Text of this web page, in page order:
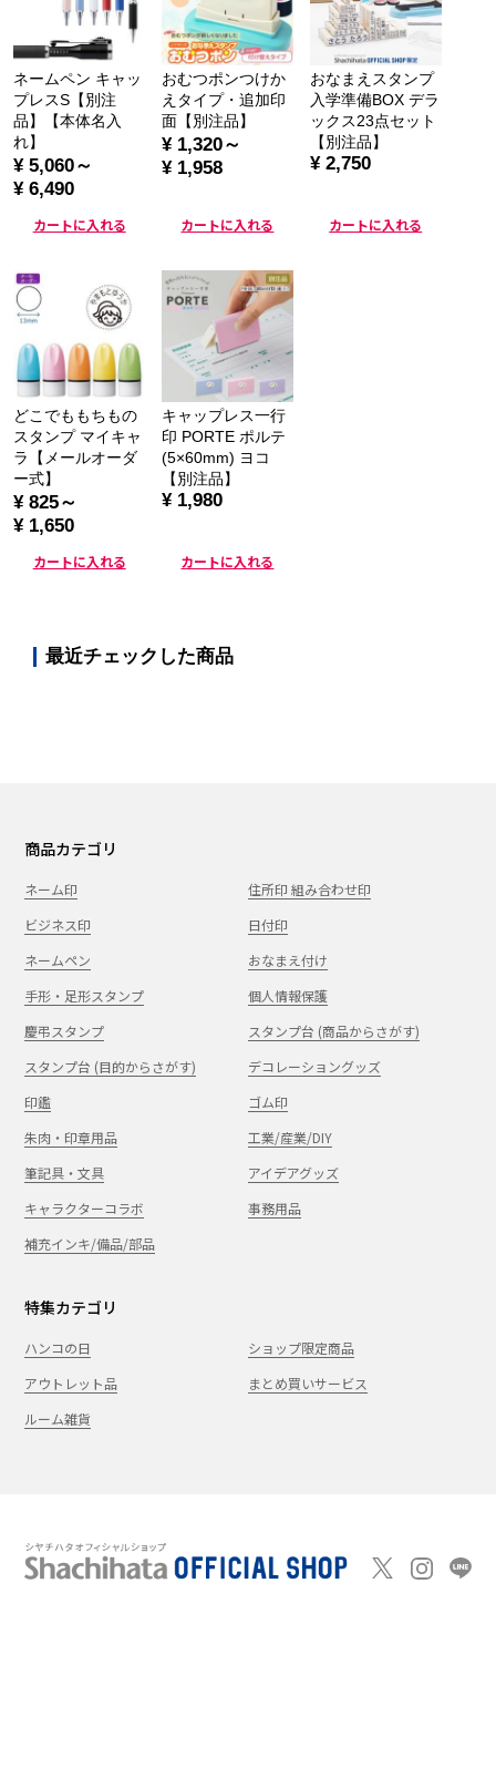
ネームペン キャッ
プレスS【別注
品】【本体名入
れ】
¥ 5,060～
¥ 6,490
カートに入れる
おむつポンつけか
えタイプ・追加印
面【別注品】
¥ 1,320～
¥ 1,958
カートに入れる
おなまえスタンプ
入学準備BOX デラ
ックス23点セット
【別注品】
¥ 2,750
カートに入れる
どこでももちもの
スタンプ マイキャ
ラ【メールオーダ
ー式】
¥ 825～
¥ 1,650
カートに入れる
キャップレス一行
印 PORTE ポルテ
(5×60mm) ヨコ
【別注品】
¥ 1,980
カートに入れる
最近チェックした商品
商品カテゴリ
ネーム印
住所印 組み合わせ印
ビジネス印
日付印
ネームペン
おなまえ付け
手形・足形スタンプ
個人情報保護
慶弔スタンプ
スタンプ台 (商品からさがす)
スタンプ台 (目的からさがす)
デコレーショングッズ
印鑑
ゴム印
朱肉・印章用品
工業/産業/DIY
筆記具・文具
アイデアグッズ
キャラクターコラボ
事務用品
補充インキ/備品/部品
特集カテゴリ
ハンコの日
ショップ限定商品
アウトレット品
まとめ買いサービス
ルーム雑貨